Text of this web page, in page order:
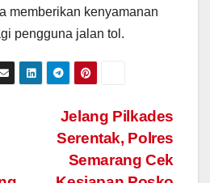
memberikan kenyamanan
pengguna jalan tol.
Jelang Pilkades
Serentak, Polres
Semarang Cek